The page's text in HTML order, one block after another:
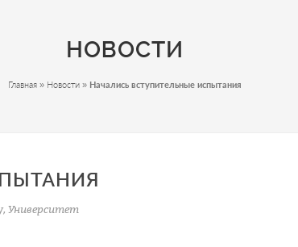
НОВОСТИ
Главная » Новости » Начались вступительные испытания
, Университет